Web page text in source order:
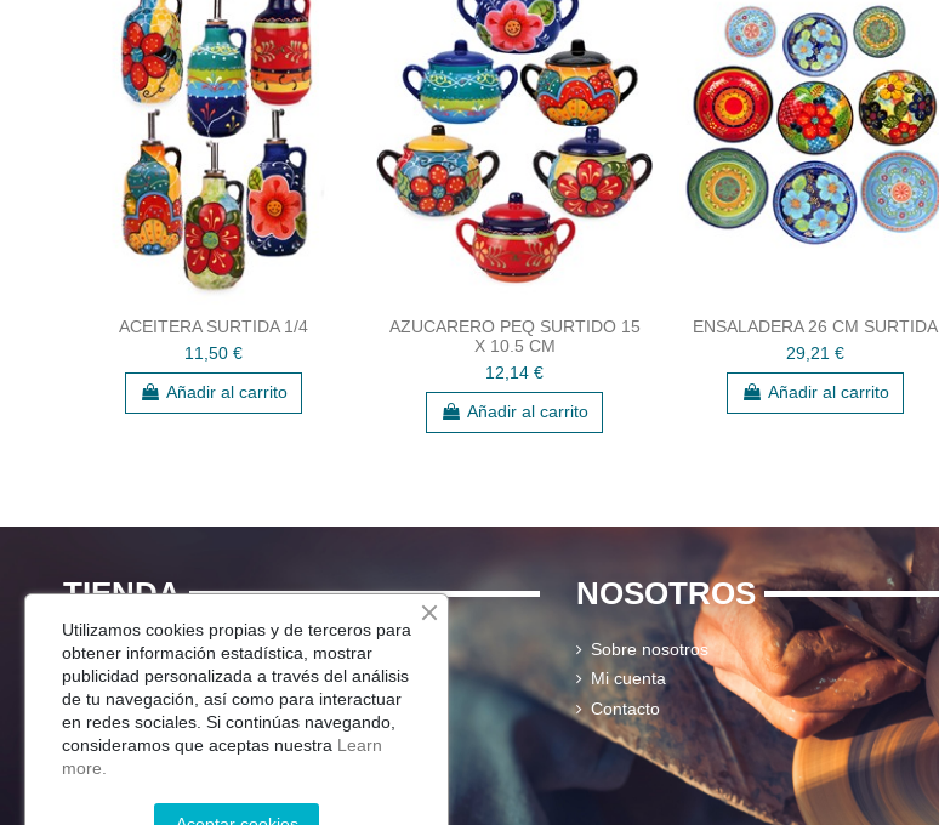
ACEITERA SURTIDA 1/4
11,50 €
Añadir al carrito
AZUCARERO PEQ SURTIDO 15
X 10.5 CM
12,14 €
Añadir al carrito
ENSALADERA 26 CM SURTIDA
29,21 €
Añadir al carrito
TIENDA
Menaje Mesa
Para Tu Cocina
Decoracion
Jardín
NOSOTROS
Sobre nosotros
Mi cuenta
Contacto
Utilizamos cookies propias y de terceros para
obtener información estadística, mostrar
publicidad personalizada a través del análisis
de tu navegación, así como para interactuar
en redes sociales. Si continúas navegando,
consideramos que aceptas nuestra Learn
more.